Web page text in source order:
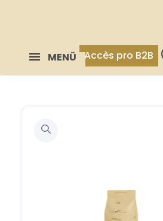
MENÜ Accès pro B2B